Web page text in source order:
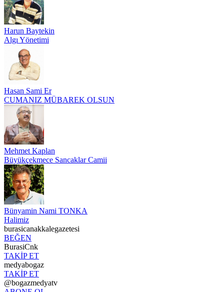
Harun Baytekin
Algı Yönetimi
Hasan Sami Er
CUMANIZ MÜBAREK OLSUN
Mehmet Kaplan
Büyükçekmece Sancaklar Camii
Bünyamin Nami TONKA
Halimiz
burasicanakkalegazetesi
BEĞEN
BurasiCnk
TAKİP ET
medyabogaz
TAKİP ET
@bogazmedyatv